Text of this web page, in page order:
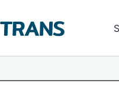
y separación de circuitos